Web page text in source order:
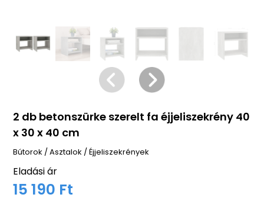
2 db betonszürke szerelt fa éjjeliszekrény 40
x 30 x 40 cm
Bútorok /Asztalok /Éjjeliszekrények
Eladási ár
15 190 Ft